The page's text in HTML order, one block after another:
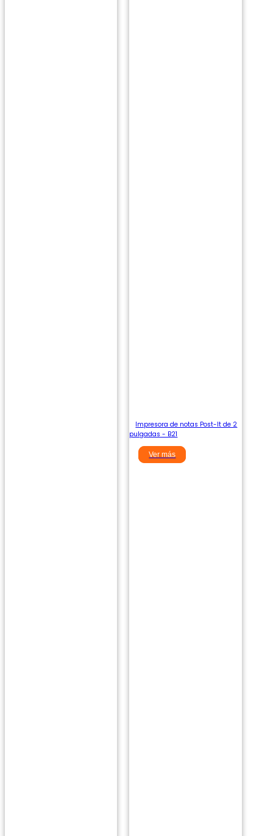
Impresora de notas Post-It de 2
pulgadas - B21
Ver más